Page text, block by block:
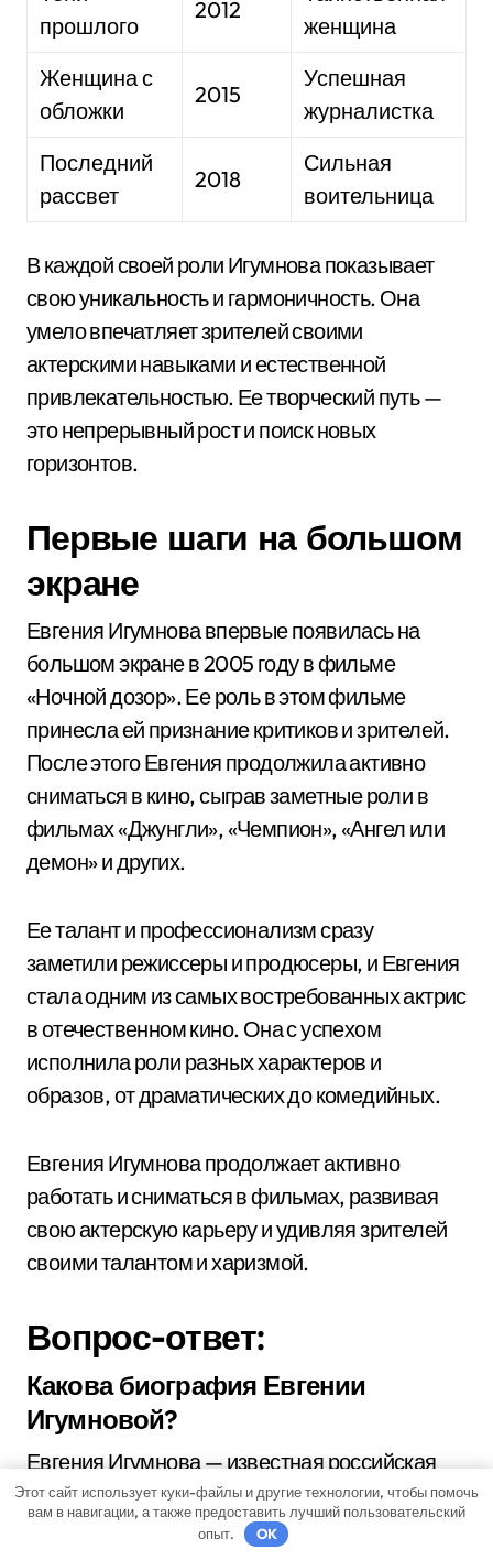
прошлого
2012
женщина
Женщина с
обложки
2015
Успешная
журналистка
Последний
рассвет
2018
Сильная
воительница
В каждой своей роли Игумнова показывает
свою уникальность и гармоничность. Она
умело впечатляет зрителей своими
актерскими навыками и естественной
привлекательностью. Ее творческий путь —
это непрерывный рост и поиск новых
горизонтов.
Первые шаги на большом
экране
Евгения Игумнова впервые появилась на
большом экране в 2005 году в фильме
«Ночной дозор». Ее роль в этом фильме
принесла ей признание критиков и зрителей.
После этого Евгения продолжила активно
сниматься в кино, сыграв заметные роли в
фильмах «Джунгли», «Чемпион», «Ангел или
демон» и других.
Ее талант и профессионализм сразу
заметили режиссеры и продюсеры, и Евгения
стала одним из самых востребованных актрис
в отечественном кино. Она с успехом
исполнила роли разных характеров и
образов, от драматических до комедийных.
Евгения Игумнова продолжает активно
работать и сниматься в фильмах, развивая
свою актерскую карьеру и удивляя зрителей
своими талантом и харизмой.
Вопрос-ответ:
Какова биография Евгении
Игумновой?
Евгения Игумнова — известная российская
актриса, родилась 10 апреля 1982 года в
Москве. Окончила Театральное училище
Этот сайт использует куки-файлы и другие технологии, чтобы помочь
вам в навигации, а также предоставить лучший пользовательский
опыт.
OK